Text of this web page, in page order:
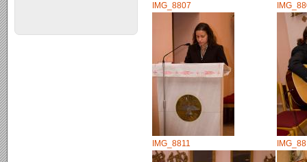
IMG_8807
IMG_8811